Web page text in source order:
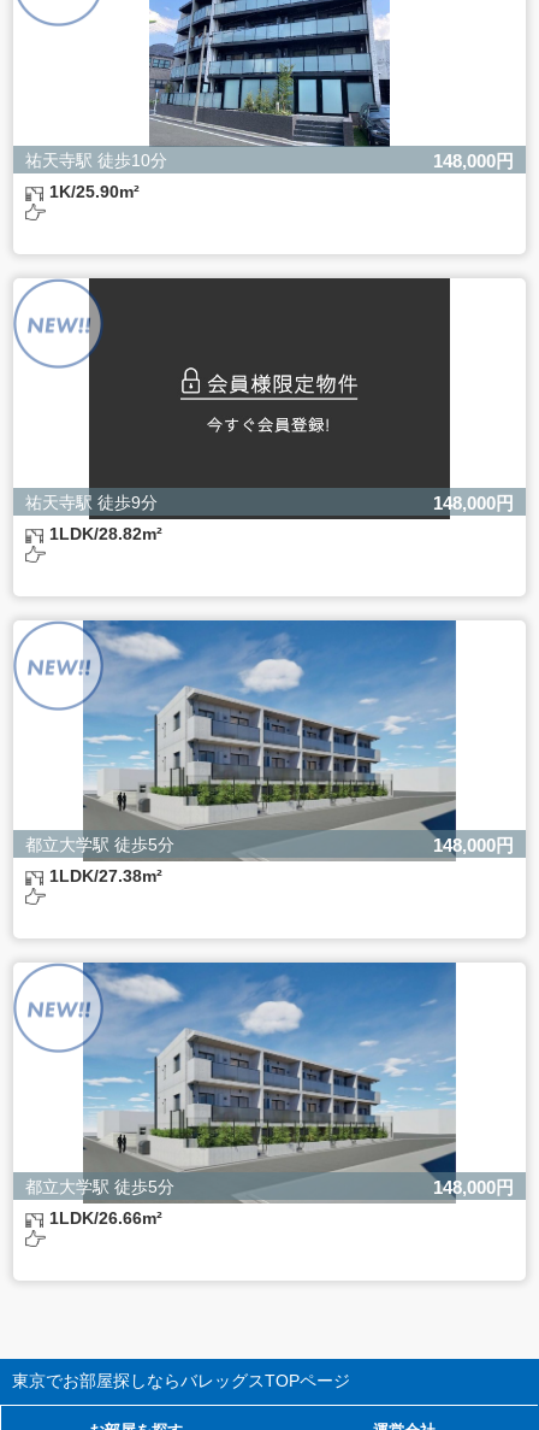
社はお客様ご本人を確認させていただいたうえで、合理的
な間内に対応いたします。
【お問合せ窓口】
株式会社バレッグス 個人情報問合せ窓口
住所 東京都目黒区鷹番2-5-21
電話 03-3794-1115
お問合せメールアドレス privacy@balleggs.co.jp
受付時間：平日10：30～17：00 ※弊社公休日を除く
よるものです。
ただし、必要な項目をいただけない場合、適切な対応がで
きない場合があります。
祐天寺駅 徒歩10分 148,000円
1K/25.90m²
祐天寺駅 徒歩9分 148,000円
1LDK/28.82m²
都立大学駅 徒歩5分 148,000円
1LDK/27.38m²
都立大学駅 徒歩5分 148,000円
1LDK/26.66m²
東京でお部屋探しならバレッグスTOPページ